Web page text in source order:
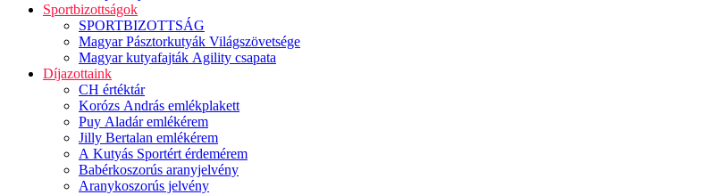
Sportbizottságok
SPORTBIZOTTSÁG
Magyar Pásztorkutyák Világszövetsége
Magyar kutyafajták Agility csapata
Díjazottaink
CH értéktár
Korózs András emlékplakett
Puy Aladár emlékérem
Jilly Bertalan emlékérem
A Kutyás Sportért érdemérem
Babérkoszorús aranyjelvény
Aranykoszorús jelvény